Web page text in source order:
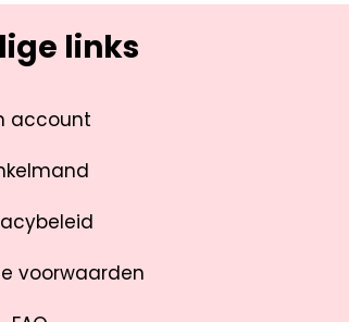
links
account
voorwaarden